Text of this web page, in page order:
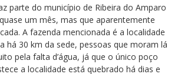
parte do município de Ribeira do Amparo
um mês, mas que aparentemente
A fazenda mencionada é a localidade
há 30 km da sede, pessoas que moram lá
pela falta d’água, já que o único poço
a localidade está quebrado há dias e